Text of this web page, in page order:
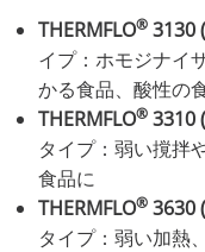
THERMFLO® 3130
イプ：ホモジナイ
かる食品、酸性の
THERMFLO® 3310
タイプ：弱い撹拌
食品に
THERMFLO® 3630
タイプ：弱い加熱